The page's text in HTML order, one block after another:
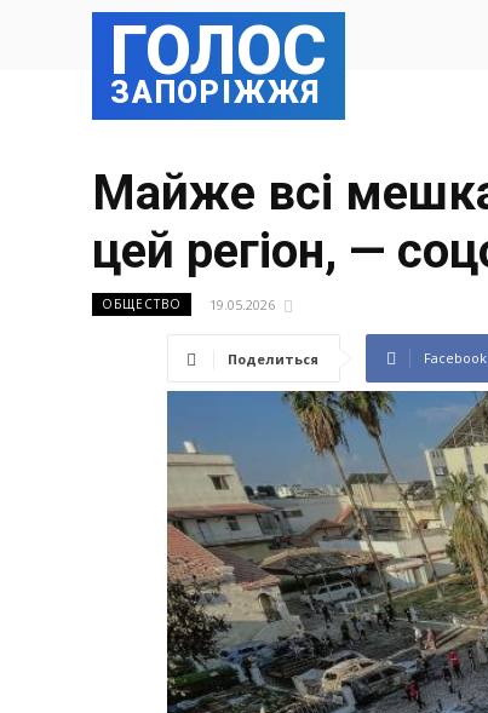
ГОЛОС
ЗАПОРІЖЖЯ
Майже всі
цей регіон, —
ОБЩЕСТВО 19.05.2026
Поделиться Facebook